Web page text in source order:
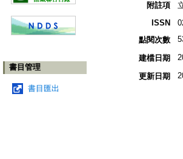
書目管理
書目匯出
附註項
ISSN
點閱次數
建檔日期
更新日期